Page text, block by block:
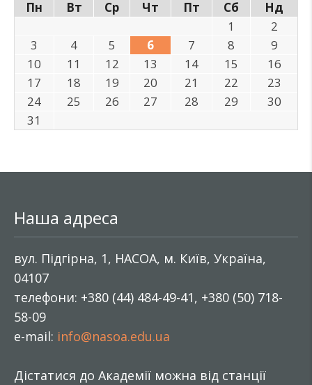
Пн
Вт Ср Чт Пт Сб
Нд
1
2
3
4 5 6 7 8
9
10
11 12 13 14 15
16
17
18 19 20 21 22
23
24
25 26 27 28 29
30
31
Наша адреса
вул. Підгірна, 1, НАСОА, м. Київ, Україна,
04107
телефони: +380 (44) 484-49-41, +380 (50) 718-
58-09
e-mail: info@nasoa.edu.ua
Дістатися до Академії можна від станції